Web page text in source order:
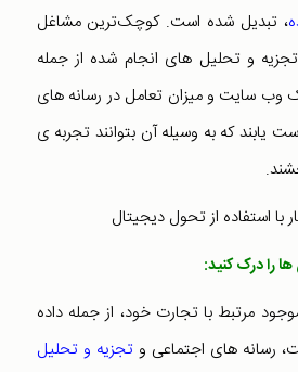
، تبدیل شده است. کوچک‌ترین مشاغل
و تحلیل های انجام شده از جمله
وب سایت و میزان تعامل در رسانه های
یابند که به وسیله آن بتوانند تجربه ی
مرتبط با تجارت خود، از جمله داده
رسانه های اجتماعی و تجزیه و تحلیل